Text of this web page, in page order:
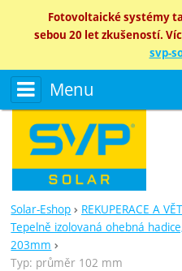
Fotovoltaické systémy
sebou 20 let zkušeností.
svp-
Menu
Solar-Eshop REKUPERACE A
Tepelně izolovaná ohebná
203mm
Typ: průměr 102 mm